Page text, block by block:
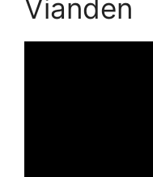
Vianden